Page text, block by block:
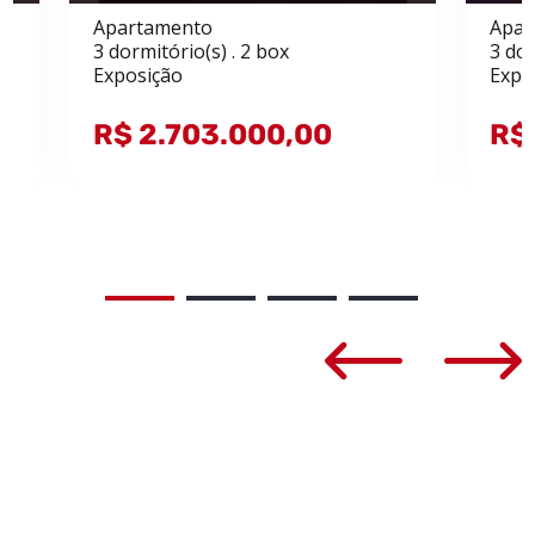
Apartamento
3 dormitório(s) . 2 box
Exposição
R$ 2.703.000,00
3